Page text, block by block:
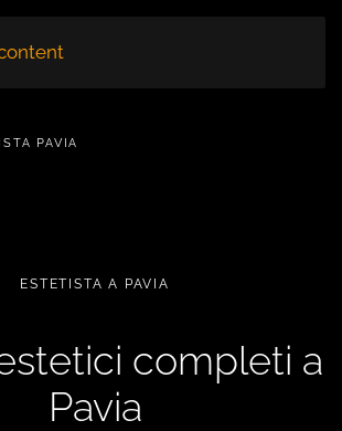
PAVIA
ESTETISTA A PAVIA
completi a
Pavia